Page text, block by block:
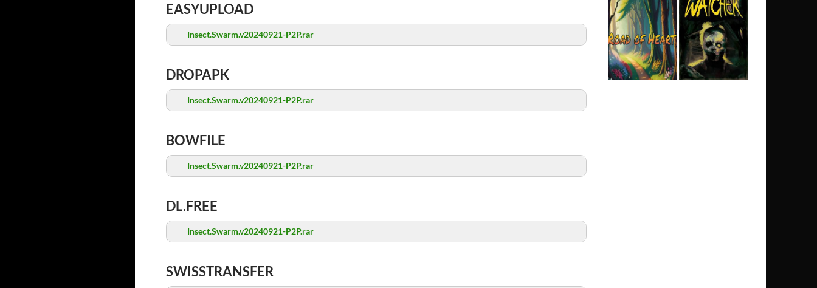
EASYUPLOAD
Insect.Swarm.v20240921-P2P.rar
DROPAPK
Insect.Swarm.v20240921-P2P.rar
BOWFILE
Insect.Swarm.v20240921-P2P.rar
DL.FREE
Insect.Swarm.v20240921-P2P.rar
SWISSTRANSFER